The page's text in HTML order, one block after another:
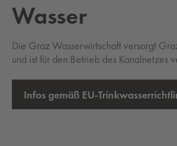
Was­ser
Die Graz Wasserwirtschaft versorgt
und ist für den Betrieb des Kanalnetzes
Infos gemäß EU-